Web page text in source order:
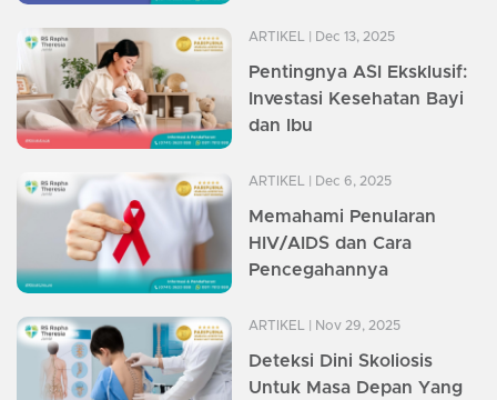
ARTIKEL | Dec 13, 2025
Pentingnya ASI Eksklusif:
Investasi Kesehatan Bayi
dan Ibu
ARTIKEL | Dec 6, 2025
Memahami Penularan
HIV/AIDS dan Cara
Pencegahannya
ARTIKEL | Nov 29, 2025
Deteksi Dini Skoliosis
Untuk Masa Depan Yang